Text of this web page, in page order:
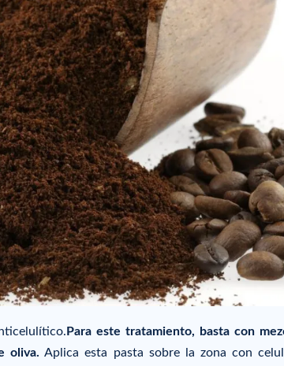
Para este tratamiento, basta con
oliva. Aplica esta pasta sobre la zona con